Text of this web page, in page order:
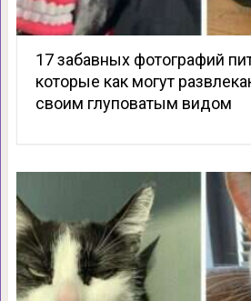
17 забавных фотографий
которые как могут
своим глуповатым видом